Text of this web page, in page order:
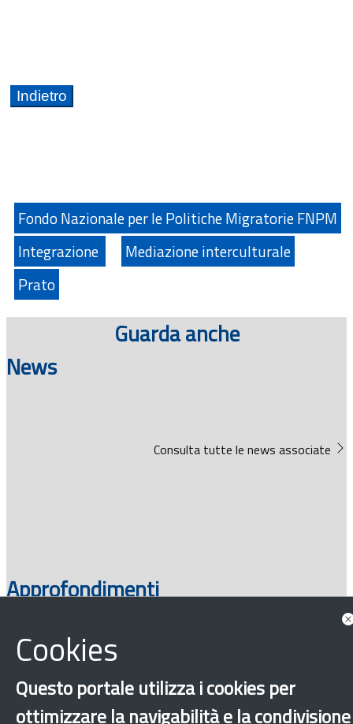
Fondo Nazionale per le Politiche Migratorie FNPM
Integrazione
Mediazione interculturale
Prato
Guarda anche
News
Consulta tutte le news associate
Approfondimenti
Cookies
Questo portale utilizza i cookies per
ottimizzare la navigabilità e la condivisione